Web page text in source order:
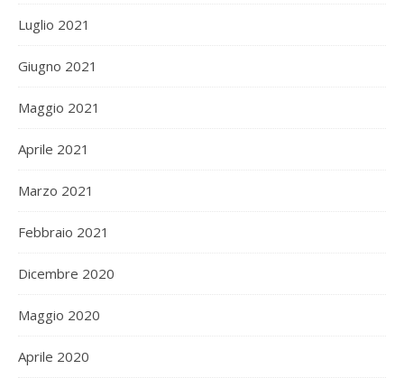
Luglio 2021
Giugno 2021
Maggio 2021
Aprile 2021
Marzo 2021
Febbraio 2021
Dicembre 2020
Maggio 2020
Aprile 2020